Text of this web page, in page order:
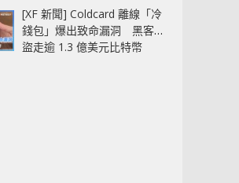
[XF 新聞] Coldcard 離線「冷
錢包」爆出致命漏洞 黑客已
盜走逾 1.3 億美元比特幣